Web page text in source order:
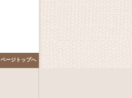
ページトップへ